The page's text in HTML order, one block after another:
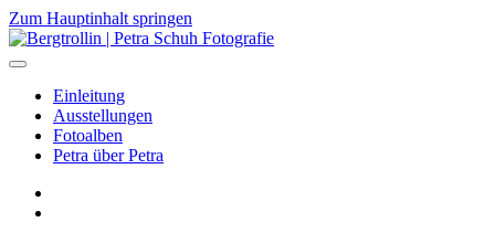
Zum Hauptinhalt springen
Einleitung
Ausstellungen
Fotoalben
Petra über Petra